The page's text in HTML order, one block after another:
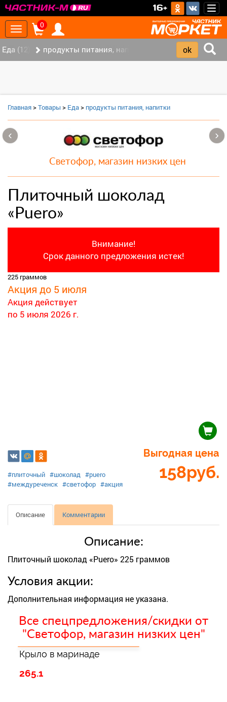
16+
Toggle
navigation
0
Еда (12) продукты питания, напитки (7)
Главная>Товары > Еда> продукты питания, напитки
Светофор, магазин низких цен
Плиточный шоколад
«Puero»
Внимание!
Срок данного предложения истек!
225 граммов
Акция до 5 июля
Акция действует
по 5 июля 2026 г.
Выгодная цена
158руб.
#плиточный #шоколад #puero
#междуреченск #светофор #акция
Описание Комментарии
Описание:
Плиточный шоколад «Puero» 225 граммов
Условия акции:
Дополнительная информация не указана.
Все спецпредложения/скидки от
"Светофор, магазин низких цен"
Крыло в маринаде
265.1
‹ ›